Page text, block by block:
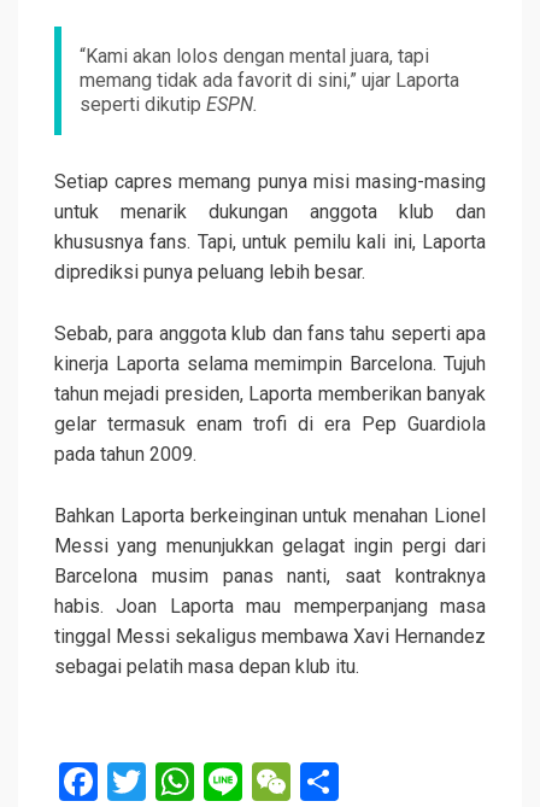
“Kami akan lolos dengan mental juara, tapi
memang tidak ada favorit di sini,” ujar Laporta
seperti dikutip ESPN.
Setiap capres memang punya misi masing-masing
untuk menarik dukungan anggota klub dan
khususnya fans. Tapi, untuk pemilu kali ini, Laporta
diprediksi punya peluang lebih besar.
Sebab, para anggota klub dan fans tahu seperti apa
kinerja Laporta selama memimpin Barcelona. Tujuh
tahun mejadi presiden, Laporta memberikan banyak
gelar termasuk enam trofi di era Pep Guardiola
pada tahun 2009.
Bahkan Laporta berkeinginan untuk menahan Lionel
Messi yang menunjukkan gelagat ingin pergi dari
Barcelona musim panas nanti, saat kontraknya
habis. Joan Laporta mau memperpanjang masa
tinggal Messi sekaligus membawa Xavi Hernandez
sebagai pelatih masa depan klub itu.
F
T
W Li
W